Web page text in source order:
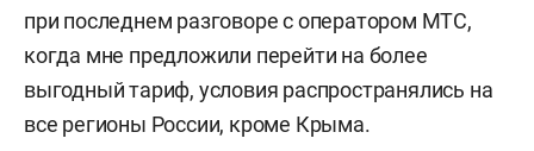
при последнем разговоре с оператором МТС,
когда мне предложили перейти на более
выгодный тариф, условия распространялись на
все регионы России, кроме Крыма.